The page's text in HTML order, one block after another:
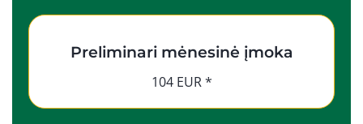
Preliminari mėnesinė įmoka
104 EUR *